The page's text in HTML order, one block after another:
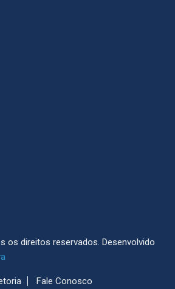
os direitos reservados. Desenvolvido
Fale Conosco